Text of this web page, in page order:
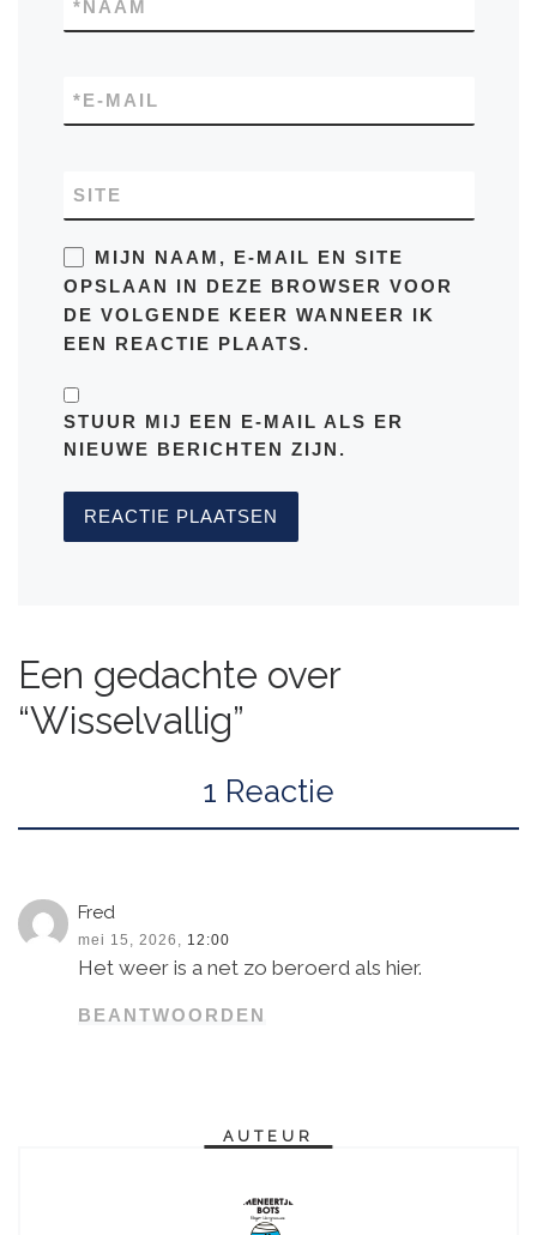
NAAM
*
E-MAIL
*
SITE
MIJN NAAM, E-MAIL EN SITE
OPSLAAN IN DEZE BROWSER VOOR
DE VOLGENDE KEER WANNEER IK
EEN REACTIE PLAATS.
STUUR MIJ EEN E-MAIL ALS ER
NIEUWE BERICHTEN ZIJN.
Een gedachte over
“Wisselvallig”
1 Reactie
Fred
mei 15, 2026, 12:00
Het weer is a net zo beroerd als hier.
BEANTWOORDEN
AUTEUR